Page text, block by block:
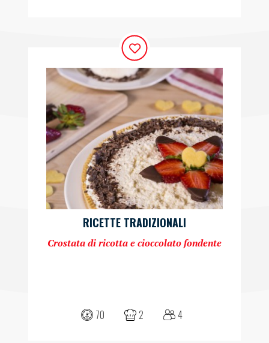
RICETTE TRADIZIONALI
Crostata di ricotta e cioccolato fondente
70 2 4